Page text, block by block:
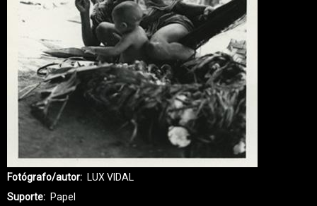
Fotógrafo/autor
LUX VIDAL
Suporte
Papel